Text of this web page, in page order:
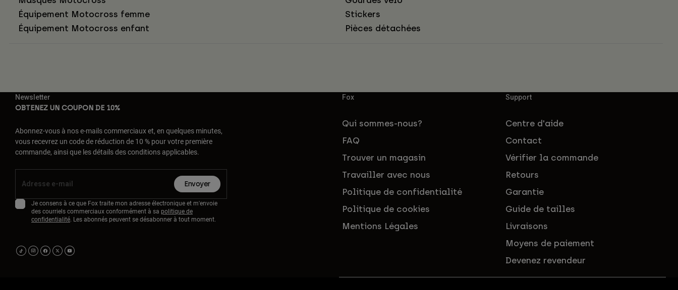
Équipement Motocross femme
Équipement Motocross enfant
Stickers
Pièces détachées
Newsletter
OBTENEZ UN COUPON DE 10%
Abonnez-vous à nos e-mails commerciaux et, en quelques minutes,
vous recevrez un code de réduction de 10 % pour votre première
commande, ainsi que les détails des conditions applicables.
Envoyer
Je consens à ce que Fox traite mon adresse électronique et m'envoie
des courriels commerciaux conformément à sa politique de
confidentialité. Les abonnés peuvent se désabonner à tout moment.
Fox
Qui sommes-nous?
FAQ
Trouver un magasin
Travailler avec nous
Politique de confidentialité
Politique de cookies
Mentions Légales
Support
Centre d'aide
Contact
Vérifier la commande
Retours
Garantie
Guide de tailles
Livraisons
Moyens de paiement
Devenez revendeur